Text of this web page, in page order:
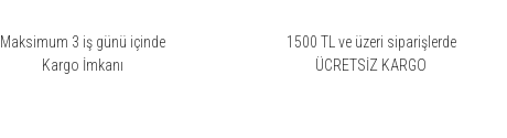
Maksimum 3 iş günü içinde
Kargo İmkanı
1500 TL ve üzeri siparişlerde
ÜCRETSİZ KARGO